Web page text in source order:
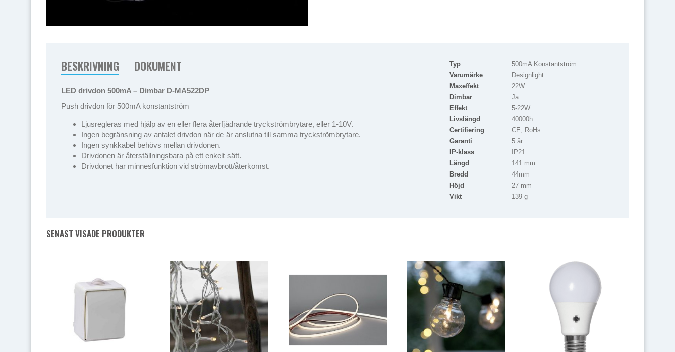
BESKRIVNING DOKUMENT
LED drivdon 500mA – Dimbar D-MA522DP
Push drivdon för 500mA konstantström
Ljusregleras med hjälp av en eller flera återfjädrande tryckströmbrytare, eller 1-10V.
Ingen begränsning av antalet drivdon när de är anslutna till samma tryckströmbrytare.
Ingen synkkabel behövs mellan drivdonen.
Drivdonen är återställningsbara på ett enkelt sätt.
Drivdonet har minnesfunktion vid strömavbrott/återkomst.
Typ
500mA Konstantström
Varumärke
Designlight
Maxeffekt
22W
Dimbar
Ja
Effekt
5-22W
Livslängd
40000h
Certifiering
CE, RoHs
Garanti
5 år
IP-klass
IP21
Längd
141 mm
Bredd
44mm
Höjd
27 mm
Vikt
139 g
SENAST VISADE PRODUKTER